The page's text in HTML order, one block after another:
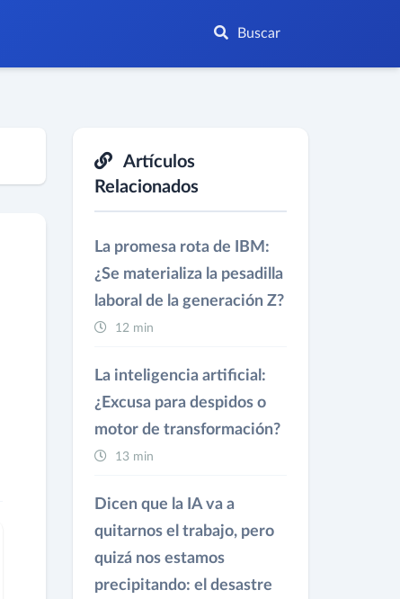
Buscar
Artículos
Relacionados
La promesa rota de IBM:
¿Se materializa la pesadilla
laboral de la generación Z?
12 min
La inteligencia artificial:
¿Excusa para despidos o
motor de transformación?
13 min
Dicen que la IA va a
quitarnos el trabajo, pero
quizá nos estamos
precipitando: el desastre